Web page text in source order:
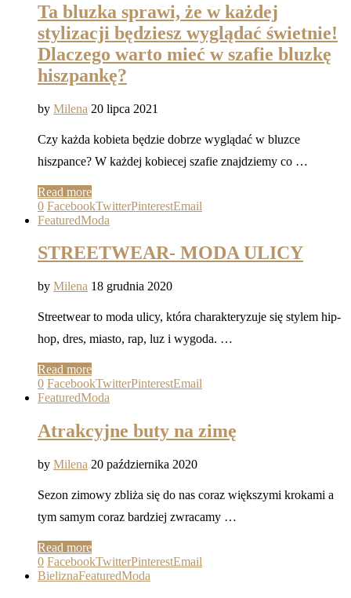
Ta bluzka sprawi, że w każdej
stylizacji będziesz wyglądać świetnie!
Dlaczego warto mieć w szafie bluzkę
hiszpankę?
by Milena 20 lipca 2021
Czy każda kobieta będzie dobrze wyglądać w bluzce
hiszpance? W każdej kobiecej szafie znajdziemy co …
Read more
0 FacebookTwitterPinterestEmail
FeaturedModa
STREETWEAR- MODA ULICY
by Milena 18 grudnia 2020
Streetwear to moda ulicy, która charakteryzuje się stylem hip-
hop, dres, miasto, rap, luz i wygoda. …
Read more
0 FacebookTwitterPinterestEmail
FeaturedModa
Atrakcyjne buty na zimę
by Milena 20 października 2020
Sezon zimowy zbliża się do nas coraz większymi krokami a
tym samym coraz bardziej zwracamy …
Read more
0 FacebookTwitterPinterestEmail
BieliznaFeaturedModa